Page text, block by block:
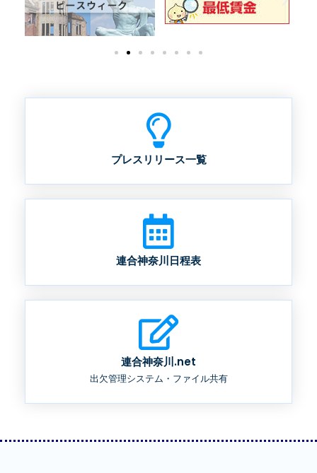
プレスリリース一覧
連合神奈川日程表
連合神奈川.net
出欠管理システム・ファイル共有